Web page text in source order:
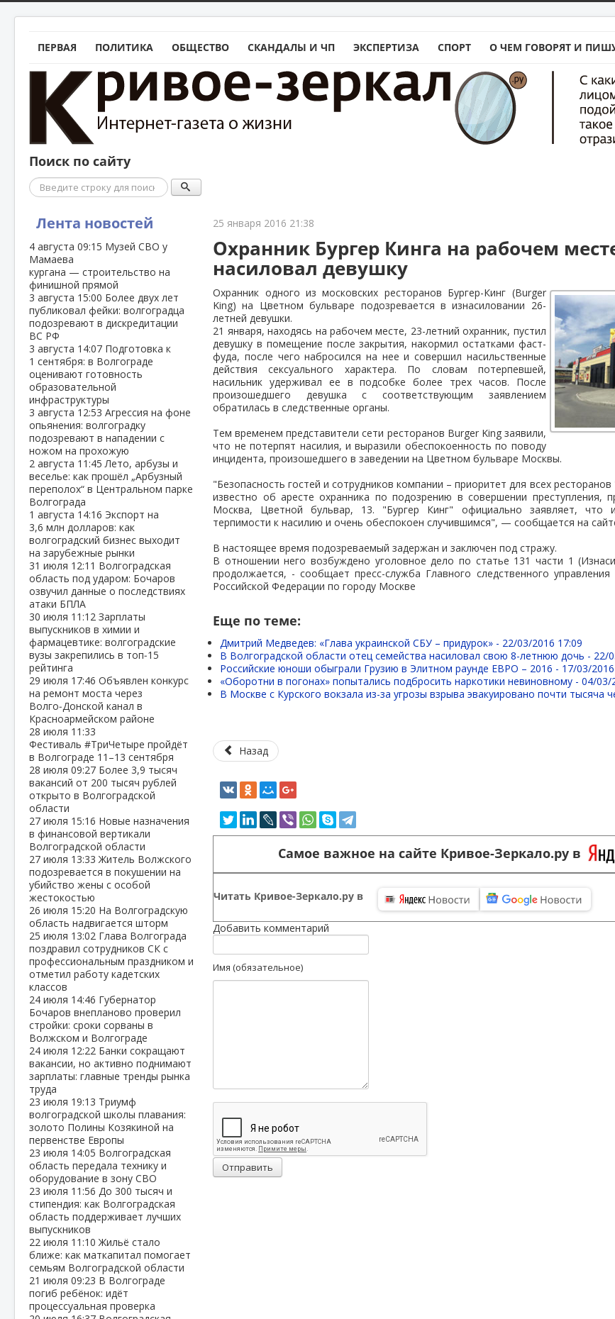
ПЕРВАЯ ПОЛИТИКА ОБЩЕСТВО СКАНДАЛЫ И ЧП ЭКСПЕРТИЗА СПОРТ О ЧЕМ ГОВОРЯТ И
Поиск по сайту
Поиск
Лента новостей
4 августа 09:15 Музей СВО у
Мамаева
кургана — строительство на
финишной прямой
3 августа 15:00 Более двух лет
публиковал фейки: волгоградца
подозревают в дискредитации
ВС РФ
3 августа 14:07 Подготовка к
1 сентября: в Волгограде
оценивают готовность
образовательной
инфраструктуры
3 августа 12:53 Агрессия на фоне
опьянения: волгоградку
подозревают в нападении с
ножом на прохожую
2 августа 11:45Лето, арбузы и
веселье: как прошёл „Арбузный
переполох“ в Центральном парке
Волгограда
1 августа 14:16 Экспорт на
3,6 млн долларов: как
волгоградский бизнес выходит
на зарубежные рынки
31 июля 12:11 Волгоградская
область под ударом: Бочаров
озвучил данные о последствиях
атаки БПЛА
30 июля 11:12 Зарплаты
выпускников в химии и
фармацевтике: волгоградские
вузы закрепились в топ‑15
рейтинга
29 июля 17:46 Объявлен конкурс
на ремонт моста через
Волго‑Донской канал в
Красноармейском районе
28 июля 11:33
Фестиваль #ТриЧетыре пройдёт
в Волгограде 11–13 сентября
28 июля 09:27 Более 3,9 тысяч
вакансий от 200 тысяч рублей
открыто в Волгоградской
области
27 июля 15:16 Новые назначения
в финансовой вертикали
Волгоградской области
27 июля 13:33Житель Волжского
подозревается в покушении на
убийство жены с особой
жестокостью
26 июля 15:20 На Волгоградскую
область надвигается шторм
25 июля 13:02 Глава Волгограда
поздравил сотрудников СК с
профессиональным праздником и
отметил работу кадетских
классов
24 июля 14:46 Губернатор
Бочаров внепланово проверил
стройки: сроки сорваны в
Волжском и Волгограде
24 июля 12:22 Банки сокращают
вакансии, но активно поднимают
зарплаты: главные тренды рынка
труда
23 июля 19:13 Триумф
волгоградской школы плавания:
золото Полины Козякиной на
первенстве Европы
23 июля 14:05 Волгоградская
область передала технику и
оборудование в зону СВО
23 июля 11:56 До 300 тысяч и
стипендия: как Волгоградская
область поддерживает лучших
выпускников
22 июля 11:10Жильё стало
ближе: как маткапитал помогает
семьям Волгоградской области
21 июля 09:23 В Волгограде
погиб ребёнок: идёт
процессуальная проверка
25 января 2016 21:38
Охранник Бургер Кинга на рабочем
насиловал девушку
Охранник одного из московских ресторанов Бургер-Кинг (Burger
King) на Цветном бульваре подозревается в изнасиловании 26-
летней девушки.
21 января, находясь на рабочем месте, 23-летний охранник, пустил
девушку в помещение после закрытия, накормил остатками фаст-
фуда, после чего набросился на нее и совершил насильственные
действия сексуального характера. По словам потерпевшей,
насильник удерживал ее в подсобке более трех часов. После
произошедшего девушка с соответствующим заявлением
обратилась в следственные органы.
Тем временем представители сети ресторанов Burger King заявили,
что не потерпят насилия, и выразили обеспокоенность по поводу
инцидента, произошедшего в заведении на Цветном бульваре Москвы.
"Безопасность гостей и сотрудников компании – приоритет для всех
известно об аресте охранника по подозрению в совершении преступления,
Москва, Цветной бульвар, 13. "Бургер Кинг" официально заявляет, что
терпимости к насилию и очень обеспокоен случившимся", — сообщается на
В настоящее время подозреваемый задержан и заключен под стражу.
В отношении него возбуждено уголовное дело по статье 131 части 1
продолжается, - сообщает пресс-служба Главного следственного управления
Российской Федерации по городу Москве
Еще по теме:
Дмитрий Медведев: «Глава украинской СБУ – придурок» - 22/03/2016 17:09
В Волгоградской области отец семейства насиловал свою 8-летнюю дочь - 22/
Российские юноши обыграли Грузию в Элитном раунде ЕВРО – 2016 - 17/03/
«Оборотни в погонах» попытались подбросить наркотики невиновному -04/03/
В Москве с Курского вокзала из-за угрозы взрыва эвакуировано почти тысяча
Назад
Самое важное на сайте Кривое-Зеркало.ру в
Читать Кривое-Зеркало.ру в
Добавить комментарий
Имя (обязательное)
Отправить